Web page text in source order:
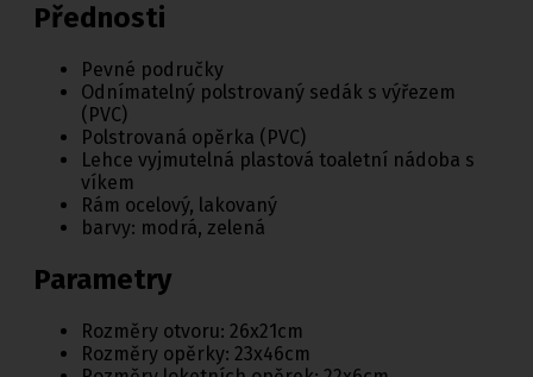
Přednosti
Pevné područky
Odnímatelný polstrovaný sedák s výřezem
(PVC)
Polstrovaná opěrka (PVC)
Lehce vyjmutelná plastová toaletní nádoba s
víkem
Rám ocelový, lakovaný
barvy: modrá, zelená
Parametry
Rozměry otvoru: 26x21cm
Rozměry opěrky: 23x46cm